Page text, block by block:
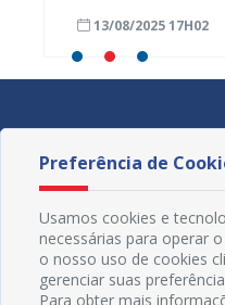
bairros Alto do
Monte Castelo
13/08/2025 17H02
Preferência de
Usamos cookies e
necessárias para operar
o nosso uso de cookies
gerenciar suas
Para obter mais